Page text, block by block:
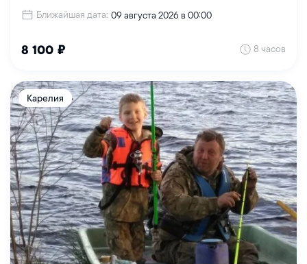
Ближайшая дата: 09 августа 2026 в 00:00
8 100 ₽ 8 часов
Карелия